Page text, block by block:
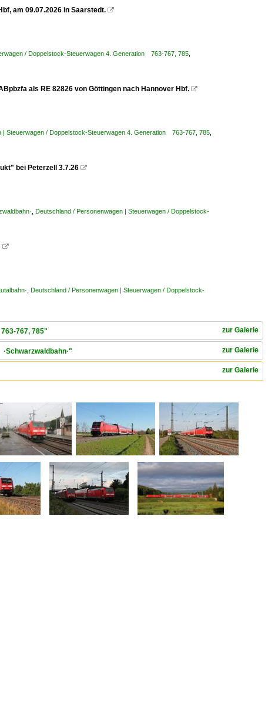
am 09.07.2026 in Saarstedt. 
/ Doppelstock-Steuerwagen 4. Generation 763-767, 785
als RE 82826 von Göttingen nach Hannover Hbf. 
| Steuerwagen / Doppelstock-Steuerwagen 4. Generation 763-767, 785
bei Peterzell 3.7.26 
Deutschland / Personenwagen | Steuerwagen / Doppelstock-

Deutschland / Personenwagen | Steuerwagen / Doppelstock-
zur Galerie
767, 785"
zur Galerie
zur Galerie